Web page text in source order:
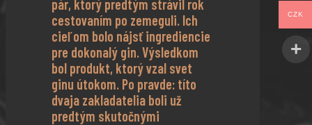
pár, ktorý predtým strávil rok
cestovaním po zemeguli. Ich
cieľom bolo nájsť ingrediencie
pre dokonalý gin. Výsledkom
bol produkt, ktorý vzal svet
ginu útokom. Po pravde: títo
dvaja zakladatelia boli už
predtým skutočnými
CZK